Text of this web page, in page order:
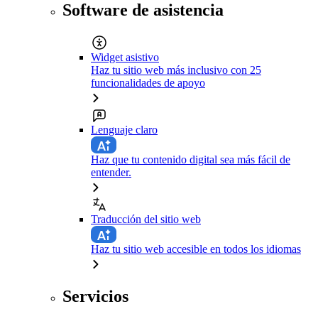
Software de asistencia
Widget asistivo
Haz tu sitio web más inclusivo con 25
funcionalidades de apoyo
Lenguaje claro
Haz que tu contenido digital sea más fácil de
entender.
Traducción del sitio web
Haz tu sitio web accesible en todos los idiomas
Servicios